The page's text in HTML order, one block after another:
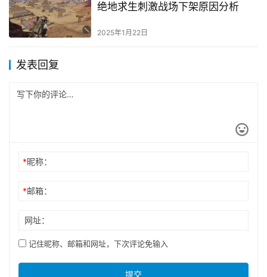
绝地求生刺激战场下架原因分析
2025年1月22日
发表回复
*昵称：
*邮箱：
网址：
记住昵称、邮箱和网址，下次评论免输入
提交